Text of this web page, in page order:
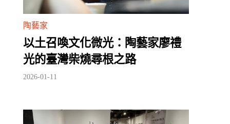
陶藝家
以土召喚文化微光：陶藝家廖禮
光的臺灣柴燒尋根之路
2026-01-11